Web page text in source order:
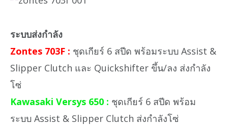
ระบบส่งกำลัง
Zontes 703F : ชุดเกียร์ 6 สปีด พร้อมระบบ Assist &
Slipper Clutch และ Quickshifter ขึ้น/ลง ส่งกำลัง
โซ่
Kawasaki Versys 650 : ชุดเกียร์ 6 สปีด พร้อม
ระบบ Assist & Slipper Clutch ส่งกำลังโซ่